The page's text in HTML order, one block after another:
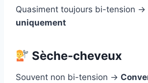
Quasiment toujours bi-tension →
uniquement
Sèche-cheveux
Souvent non bi-tension →